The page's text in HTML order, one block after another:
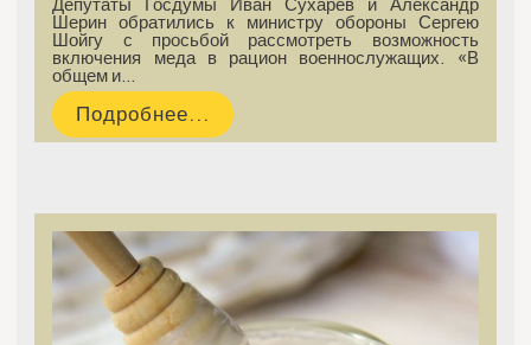
Депутаты Госдумы Иван Сухарев и Александр
Шерин обратились к министру обороны Сергею
Шойгу с просьбой рассмотреть возможность
включения меда в рацион военнослужащих. «В
общем и…
Подробнее...